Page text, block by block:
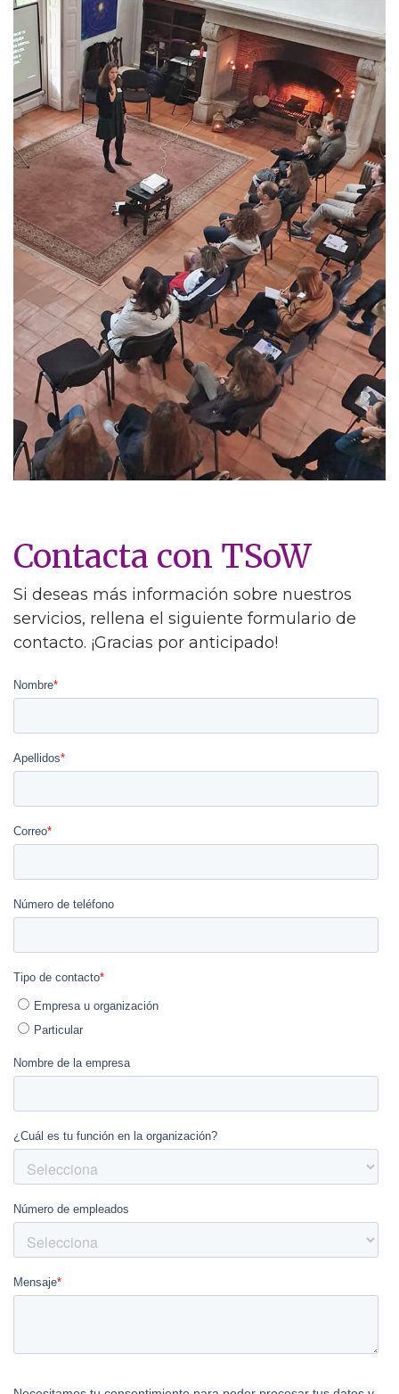
Contacta con TSoW
Si deseas más información sobre nuestros
servicios, rellena el siguiente formulario de
contacto. ¡Gracias por anticipado!